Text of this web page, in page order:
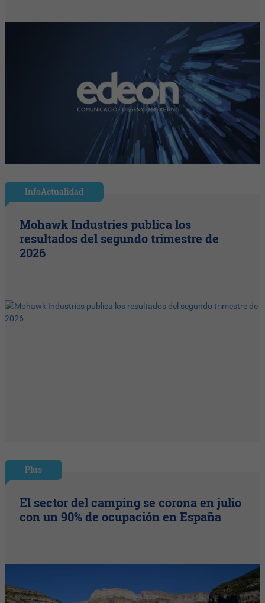
InfoActualidad
Mohawk Industries publica los
resultados del segundo trimestre de
2026
Plus
El sector del camping se corona en julio
con un 90% de ocupación en España